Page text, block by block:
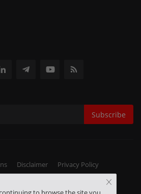
Subscribe
Disclaimer Privacy Policy